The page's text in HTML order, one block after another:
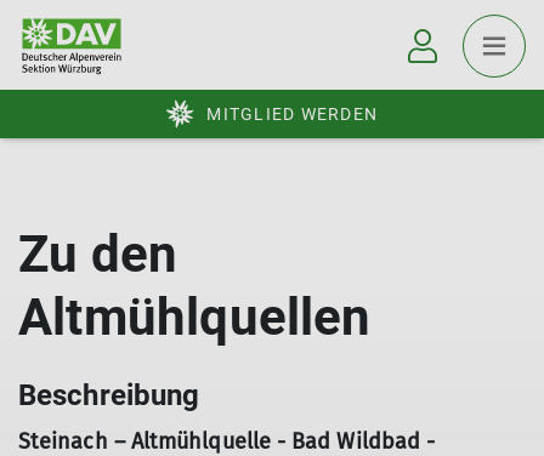
MITGLIED WERDEN
Zu den
Altmühlquellen
Beschreibung
Steinach – Altmühlquelle - Bad Wildbad -